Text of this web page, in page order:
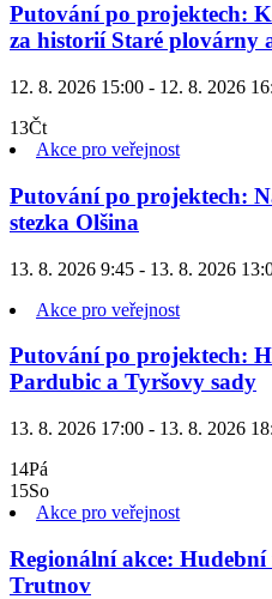
Putování po projektech:
za historií Staré plovárny
12. 8. 2026 15:00 - 12. 8. 2026
13Čt
Akce pro veřejnost
Putování po projektech:
stezka Olšina
13. 8. 2026 9:45 - 13. 8. 2026
Akce pro veřejnost
Putování po projektech:
Pardubic a Tyršovy sady
13. 8. 2026 17:00 - 13. 8. 2026
14Pá
15So
Akce pro veřejnost
Regionální akce:
Trutnov